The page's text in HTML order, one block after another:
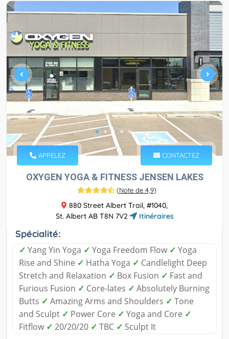
APPELEZ CONTACTEZ
OXYGEN YOGA & FITNESS JENSEN LAKES
(Note de 4,9)
880 Street Albert Trail, #1040,
St. Albert AB T8N 7V2
Itinéraires
Spécialité:
✓ Yang Yin Yoga ✓ Yoga Freedom Flow ✓ Yoga
Rise and Shine ✓ Hatha Yoga ✓ Candlelight Deep
Stretch and Relaxation ✓ Box Fusion ✓ Fast and
Furious Fusion ✓ Core-lates ✓ Absolutely Burning
Butts ✓ Amazing Arms and Shoulders ✓ Tone
and Sculpt ✓ Power Core ✓ Yoga and Core ✓
Fitflow ✓ 20/20/20 ✓ TBC ✓ Sculpt It